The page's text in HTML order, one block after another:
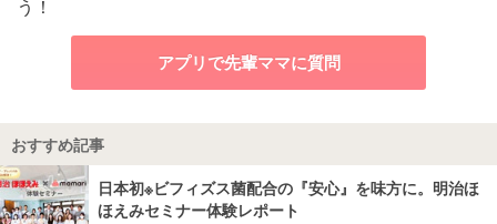
う！
アプリで先輩ママに質問
おすすめ記事
日本初※ビフィズス菌配合の『安心』を味方に。明治ほ
ほえみセミナー体験レポート